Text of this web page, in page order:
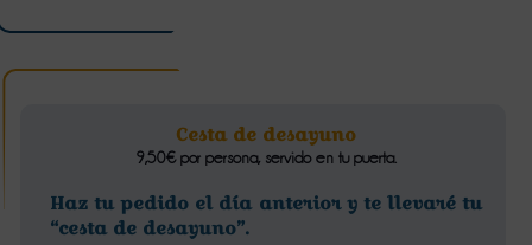
Cesta de desayuno
9,50€ por persona, servido en tu puerta.
Haz tu pedido el día anterior y te llevaré tu
“cesta de desayuno”.